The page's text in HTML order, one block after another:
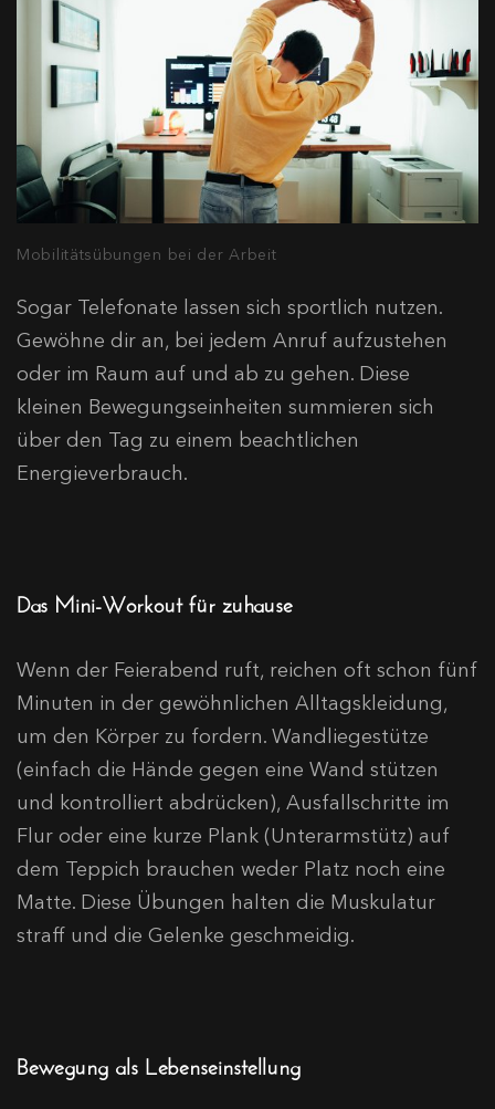
Mobilitätsübungen bei der Arbeit
Sogar Telefonate lassen sich sportlich nutzen.
Gewöhne dir an, bei jedem Anruf aufzustehen
oder im Raum auf und ab zu gehen. Diese
kleinen Bewegungseinheiten summieren sich
über den Tag zu einem beachtlichen
Energieverbrauch.
Das Mini-Workout für zuhause
Wenn der Feierabend ruft, reichen oft schon fünf
Minuten in der gewöhnlichen Alltagskleidung,
um den Körper zu fordern. Wandliegestütze
(einfach die Hände gegen eine Wand stützen
und kontrolliert abdrücken), Ausfallschritte im
Flur oder eine kurze Plank (Unterarmstütz) auf
dem Teppich brauchen weder Platz noch eine
Matte. Diese Übungen halten die Muskulatur
straff und die Gelenke geschmeidig.
Bewegung als Lebenseinstellung